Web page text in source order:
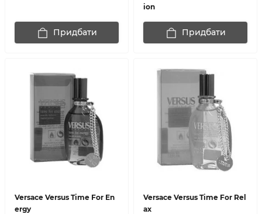
Придбати
ion
Придбати
Versace Versus Time For En
ergy
Versace Versus Time For Rel
ax